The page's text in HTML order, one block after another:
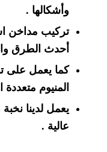
وأشكالها .
تركيب مداخن
أحدث الطرق
كما يعمل على
المنيوم
يعمل لدينا
عالية .